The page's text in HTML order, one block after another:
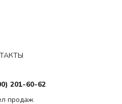
продаж
201-60-62